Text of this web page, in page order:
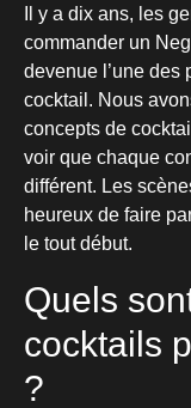
Il y a dix ans, les
commander un
devenue l’une des
cocktail. Nous
concepts de
voir que chaque
différent. Les
heureux de faire
le tout début.
Quels
cocktails
?